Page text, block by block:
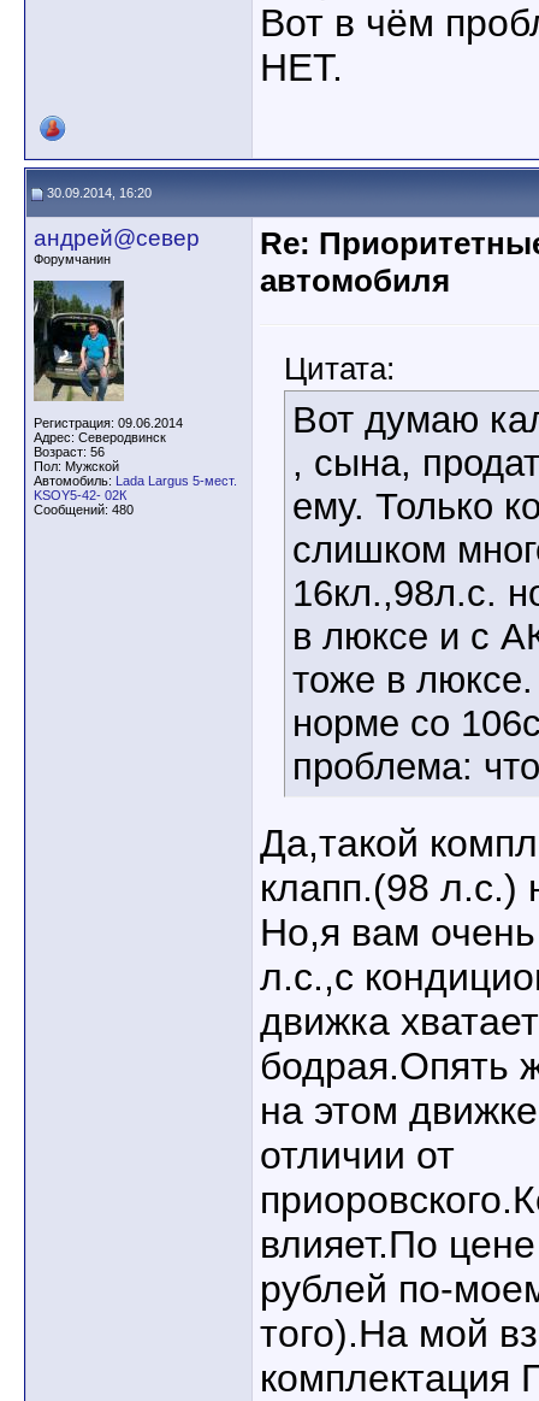
Вот в чём
НЕТ.
30.09.2014, 16:20
андрей@север
Форумчанин
Регистрация: 09.06.2014
Адрес: Северодвинск
Возраст: 56
Пол: Мужской
Автомобиль: Lada Largus 5-мест.
KSOY5-42- 02К
Сообщений: 480
Re:
автомобиля
Цитата:
Вот думаю
, сына,
ему. Только
слишком
16кл.,98л.с.
в люксе и с
тоже в
норме со
проблема:
Да,такой
клапп.(98 л.с.)
Но,я вам
л.с.,с
движка
бодрая.Опять
на этом
отличии от
влияет.По
рублей по-
того).На мой
комплектация